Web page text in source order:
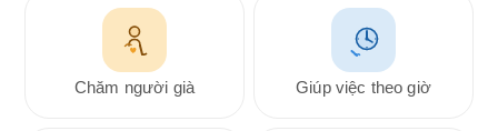
Chăm người già Giúp việc theo giờ